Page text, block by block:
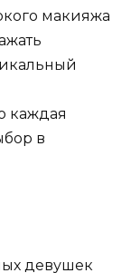
макияжа
каждая
в
девушек